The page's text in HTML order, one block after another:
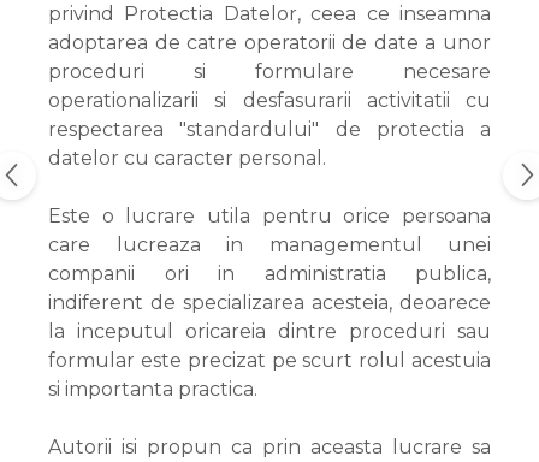
privind Protectia Datelor, ceea ce inseamna
adoptarea de catre operatorii de date a unor
proceduri si formulare necesare
operationalizarii si desfasurarii activitatii cu
respectarea "standardului" de protectia a
datelor cu caracter personal.
Este o lucrare utila pentru orice persoana
care lucreaza in managementul unei
companii ori in administratia publica,
indiferent de specializarea acesteia, deoarece
la inceputul oricareia dintre proceduri sau
formular este precizat pe scurt rolul acestuia
si importanta practica.
Autorii isi propun ca prin aceasta lucrare sa